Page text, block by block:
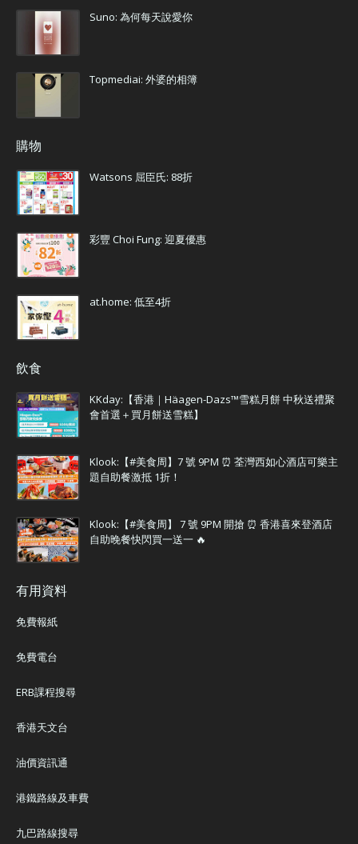
Suno: 為何每天說愛你
Topmediai: 外婆的相簿
購物
Watsons 屈臣氏: 88折
彩豐 Choi Fung: 迎夏優惠
at.home: 低至4折
飲食
KKday:【香港｜Häagen-Dazs™雪糕月餅 中秋送禮聚
會首選＋買月餅送雪糕】
Klook:【#美食周】7 號 9PM ⏰ 荃灣西如心酒店可樂主
題自助餐激抵 1折！
Klook:【#美食周】 7 號 9PM 開搶 ⏰ 香港喜來登酒店
自助晚餐快閃買一送一 🔥
有用資料
免費報紙
免費電台
ERB課程搜尋
香港天文台
油價資訊通
港鐵路線及車費
九巴路線搜尋